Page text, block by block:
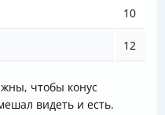
10
12
чтобы конус
видеть и есть.